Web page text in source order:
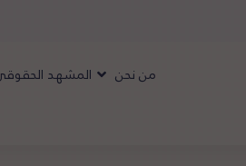
من نحن المشهد